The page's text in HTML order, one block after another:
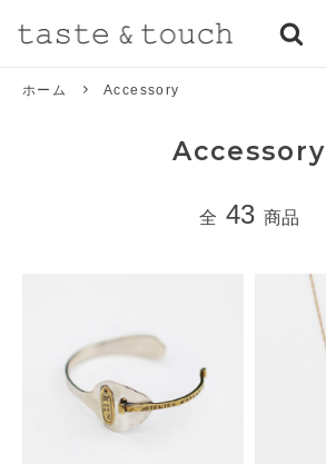
ホーム Accessory
Accessory
全 43 商品